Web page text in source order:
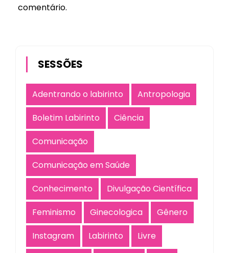
comentário.
SESSÕES
Adentrando o labirinto
Antropologia
Boletim Labirinto
Ciência
Comunicação
Comunicação em Saúde
Conhecimento
Divulgação Científica
Feminismo
Ginecologica
Gênero
Instagram
Labirinto
Livre